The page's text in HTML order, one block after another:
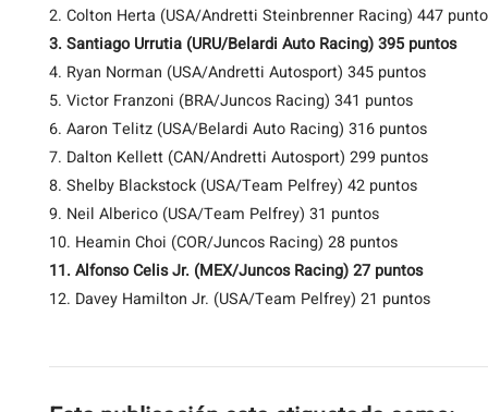
2. Colton Herta (USA/Andretti Steinbrenner Racing) 447
3. Santiago Urrutia (URU/Belardi Auto Racing) 395 puntos
4. Ryan Norman (USA/Andretti Autosport) 345 puntos
5. Victor Franzoni (BRA/Juncos Racing) 341 puntos
6. Aaron Telitz (USA/Belardi Auto Racing) 316 puntos
7. Dalton Kellett (CAN/Andretti Autosport) 299 puntos
8. Shelby Blackstock (USA/Team Pelfrey) 42 puntos
9. Neil Alberico (USA/Team Pelfrey) 31 puntos
10. Heamin Choi (COR/Juncos Racing) 28 puntos
11. Alfonso Celis Jr. (MEX/Juncos Racing) 27 puntos
12. Davey Hamilton Jr. (USA/Team Pelfrey) 21 puntos